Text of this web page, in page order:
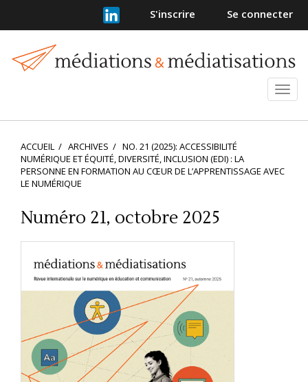
principal
Barre
S'inscrire Se connecter
ACCUEIL ARCHIVES
NO. 21 (2025): ACCESSIBILITÉ
NUMÉRIQUE ET ÉQUITÉ, DIVERSITÉ, INCLUSION (EDI) : LA
PERSONNE EN FORMATION AU CŒUR DE L’APPRENTISSAGE AVEC
LE NUMÉRIQUE
Numéro 21, octobre 2025